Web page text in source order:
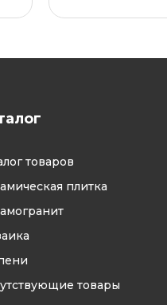
товаров
плитка
товары